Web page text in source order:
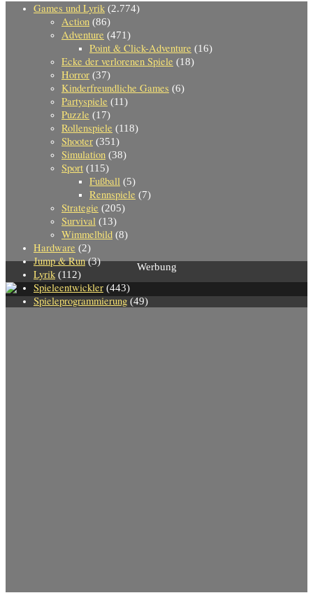
Games und Lyrik (2.774)
Action (86)
Adventure (471)
Point & Click-Adventure (16)
Ecke der verlorenen Spiele (18)
Horror (37)
Kinderfreundliche Games (6)
Partyspiele (11)
Puzzle (17)
Rollenspiele (118)
Shooter (351)
Simulation (38)
Sport (115)
Fußball (5)
Rennspiele (7)
Strategie (205)
Survival (13)
Wimmelbild (8)
Hardware (2)
Jump & Run(3)
Lyrik (112)
Spieleentwickler (443)
Spieleprogrammierung (49)
Werbung